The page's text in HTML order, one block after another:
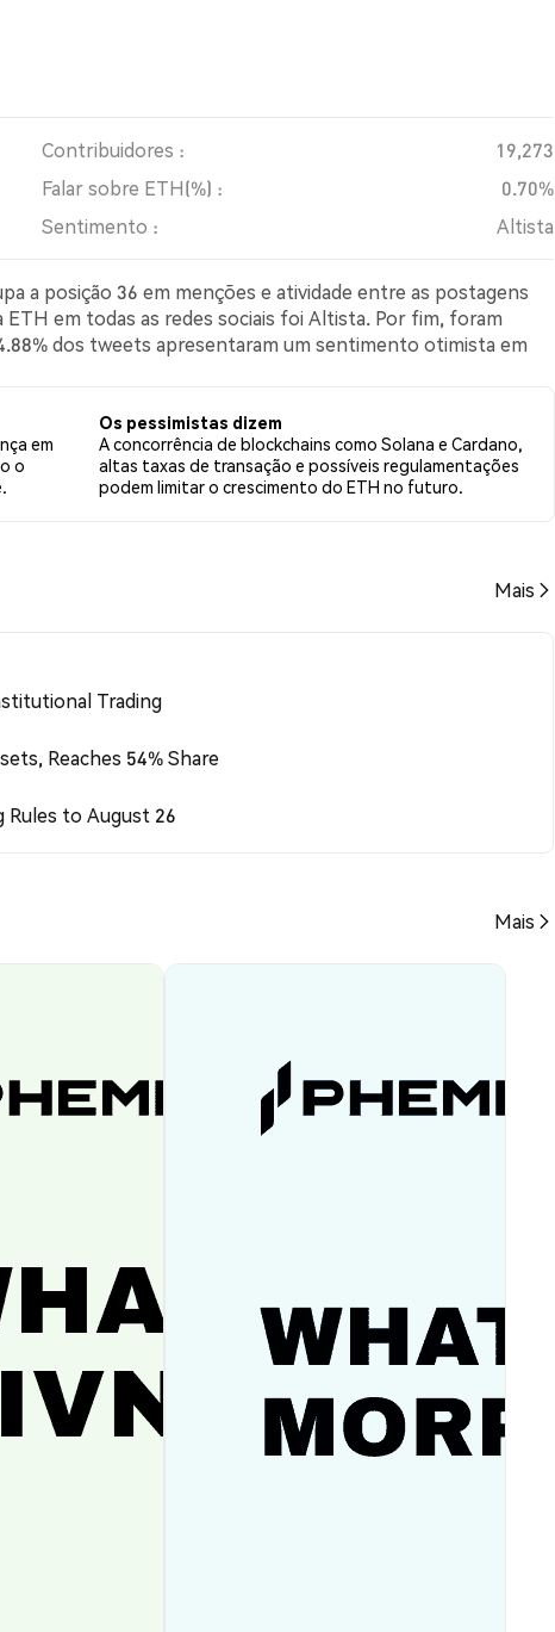
Contribuidores :
19,273
Falar sobre ETH(%) :
0.70%
Sentimento : Altista
a posição 36 em menções e atividade entre as postagens
em todas as redes sociais foi Altista. Por fim, foram
dos tweets apresentaram um sentimento otimista em
em
o
Os pessimistas dizem
A concorrência de blockchains como Solana e Cardano,
altas taxas de transação e possíveis regulamentações
podem limitar o crescimento do ETH no futuro.
Mais
Trading
Reaches 54% Share
Rules to August 26
Mais